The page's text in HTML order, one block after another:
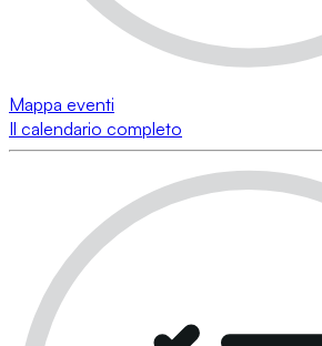
Mappa eventi
Il calendario completo